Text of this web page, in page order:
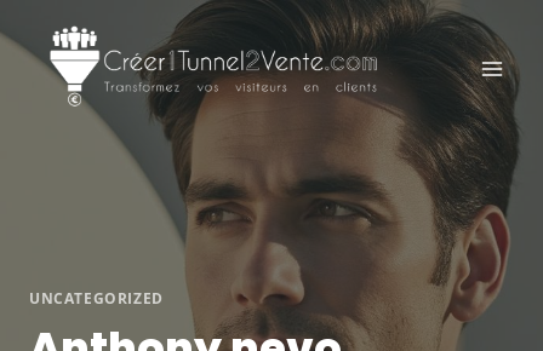
au
contenu
UNCATEGORIZED